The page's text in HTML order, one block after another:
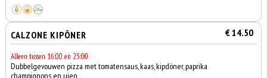
CALZONE KIPÖNER € 14.50
Alleen tussen 16:00 en 23:00
Dubbelgevouwen pizza met tomatensaus, kaas, kipdöner, paprika
champignons en uien